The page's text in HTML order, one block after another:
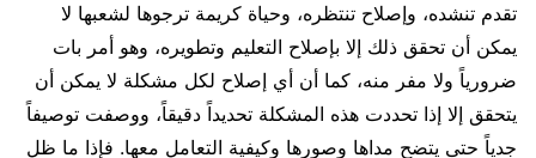
تقدم تنشده، وإصلاح تنتظره، وحياة كريمة ترجوها لشعبها لا
يمكن أن تحقق ذلك إلا بإصلاح التعليم وتطويره، وهو أمر بات
ضرورياً ولا مفر منه، كما أن أي إصلاح لكل مشكلة لا يمكن أن
يتحقق إلا إذا تحددت هذه المشكلة تحديداً دقيقاً، ووصفت توصيفاً
جدياً حتى يتضح مداها وصورها وكيفية التعامل معها. فإذا ما ظل